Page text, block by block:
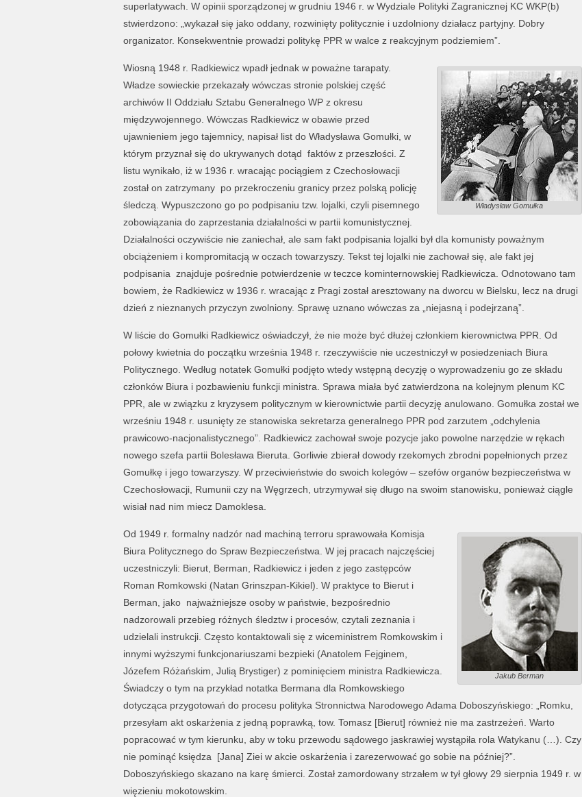
superlatywach. W opinii sporządzonej w grudniu 1946 r. w Wydziale Polityki Zagranicznej KC WKP(b)
stwierdzono: „wykazał się jako oddany, rozwinięty politycznie i uzdolniony działacz partyjny. Dobry
organizator. Konsekwentnie prowadzi politykę PPR w walce z reakcyjnym podziemiem”.
Władysław Gomułka
Wiosną 1948 r. Radkiewicz wpadł jednak w poważne tarapaty.
Władze sowieckie przekazały wówczas stronie polskiej część
archiwów II Oddziału Sztabu Generalnego WP z okresu
międzywojennego. Wówczas Radkiewicz w obawie przed
ujawnieniem jego tajemnicy, napisał list do Władysława Gomułki, w
którym przyznał się do ukrywanych dotąd faktów z przeszłości. Z
listu wynikało, iż w 1936 r. wracając pociągiem z Czechosłowacji
został on zatrzymany po przekroczeniu granicy przez polską policję
śledczą. Wypuszczono go po podpisaniu tzw. lojalki, czyli pisemnego
zobowiązania do zaprzestania działalności w partii komunistycznej.
Działalności oczywiście nie zaniechał, ale sam fakt podpisania lojalki był dla komunisty poważnym
obciążeniem i kompromitacją w oczach towarzyszy. Tekst tej lojalki nie zachował się, ale fakt jej
podpisania znajduje pośrednie potwierdzenie w teczce kominternowskiej Radkiewicza. Odnotowano tam
bowiem, że Radkiewicz w 1936 r. wracając z Pragi został aresztowany na dworcu w Bielsku, lecz na drugi
dzień z nieznanych przyczyn zwolniony. Sprawę uznano wówczas za „niejasną i podejrzaną”.
W liście do Gomułki Radkiewicz oświadczył, że nie może być dłużej członkiem kierownictwa PPR. Od
połowy kwietnia do początku września 1948 r. rzeczywiście nie uczestniczył w posiedzeniach Biura
Politycznego. Według notatek Gomułki podjęto wtedy wstępną decyzję o wyprowadzeniu go ze składu
członków Biura i pozbawieniu funkcji ministra. Sprawa miała być zatwierdzona na kolejnym plenum KC
PPR, ale w związku z kryzysem politycznym w kierownictwie partii decyzję anulowano. Gomułka został we
wrześniu 1948 r. usunięty ze stanowiska sekretarza generalnego PPR pod zarzutem „odchylenia
prawicowo-nacjonalistycznego”. Radkiewicz zachował swoje pozycje jako powolne narzędzie w rękach
nowego szefa partii Bolesława Bieruta. Gorliwie zbierał dowody rzekomych zbrodni popełnionych przez
Gomułkę i jego towarzyszy. W przeciwieństwie do swoich kolegów – szefów organów bezpieczeństwa w
Czechosłowacji, Rumunii czy na Węgrzech, utrzymywał się długo na swoim stanowisku, ponieważ ciągle
wisiał nad nim miecz Damoklesa.
Jakub Berman
Od 1949 r. formalny nadzór nad machiną terroru sprawowała Komisja
Biura Politycznego do Spraw Bezpieczeństwa. W jej pracach najczęściej
uczestniczyli: Bierut, Berman, Radkiewicz i jeden z jego zastępców
Roman Romkowski (Natan Grinszpan-Kikiel). W praktyce to Bierut i
Berman, jako najważniejsze osoby w państwie, bezpośrednio
nadzorowali przebieg różnych śledztw i procesów, czytali zeznania i
udzielali instrukcji. Często kontaktowali się z wiceministrem Romkowskim i
innymi wyższymi funkcjonariuszami bezpieki (Anatolem Fejginem,
Józefem Różańskim, Julią Brystiger) z pominięciem ministra Radkiewicza.
Świadczy o tym na przykład notatka Bermana dla Romkowskiego
dotycząca przygotowań do procesu polityka Stronnictwa Narodowego Adama Doboszyńskiego: „Romku,
przesyłam akt oskarżenia z jedną poprawką, tow. Tomasz [Bierut] również nie ma zastrzeżeń. Warto
popracować w tym kierunku, aby w toku przewodu sądowego jaskrawiej wystąpiła rola Watykanu (…). Czy
nie pominąć księdza [Jana] Ziei w akcie oskarżenia i zarezerwować go sobie na później?”.
Doboszyńskiego skazano na karę śmierci. Został zamordowany strzałem w tył głowy 29 sierpnia 1949 r. w
więzieniu mokotowskim.